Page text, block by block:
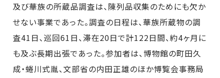
及び華族の所蔵品調査は、陳列品収集のためにも欠か
せない事業であった。調査の日程は、華族所蔵物の調
査41日、巡回61日、滞在20日で計122日間、約4ヶ月に
も及ぶ長期出張であった。参加者は、博物館の町田久
成・蜷川式胤、文部省の内田正雄のほか博覧会事務局